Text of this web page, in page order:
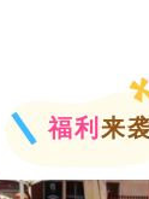
福利 来